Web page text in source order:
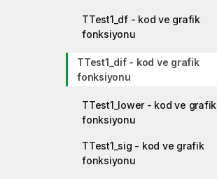
TTest1_df - kod ve grafik
fonksiyonu
TTest1_dif - kod ve grafik
fonksiyonu
TTest1_lower - kod ve grafik
fonksiyonu
TTest1_sig - kod ve grafik
fonksiyonu